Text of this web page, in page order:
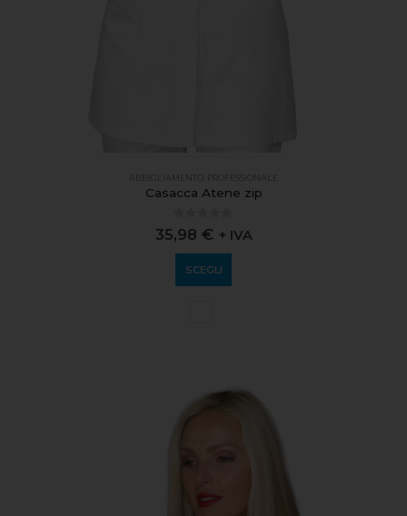
ABBIGLIAMENTO PROFESSIONALE
Casacca Atene zip
0out of 5
35,98 € + IVA
SCEGLI